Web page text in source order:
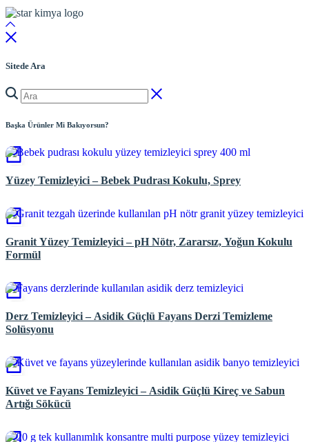
Sitede Ara
Başka Ürünler Mi Bakıyorsun?
Yüzey Temizleyici – Bebek Pudrası Kokulu, Sprey
Granit Yüzey Temizleyici – pH Nötr, Zararsız, Yoğun Kokulu
Formül
Derz Temizleyici – Asidik Güçlü Fayans Derzi Temizleme
Solüsyonu
Küvet ve Fayans Temizleyici – Asidik Güçlü Kireç ve Sabun
Artığı Sökücü